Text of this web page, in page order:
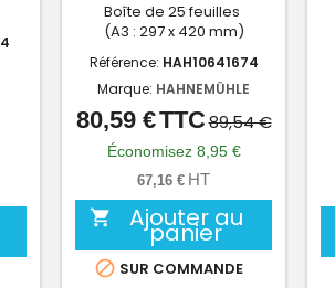
Boîte de 25 feuilles
(A3 : 297 x 420 mm)
Référence: HAH10641674
Marque: HAHNEMÜHLE
Prix
Prix
de
base
80,59 €TTC89,54 €
Économisez 8,95 €
67,16 € HT
 Ajouter au
panier
 SUR COMMANDE